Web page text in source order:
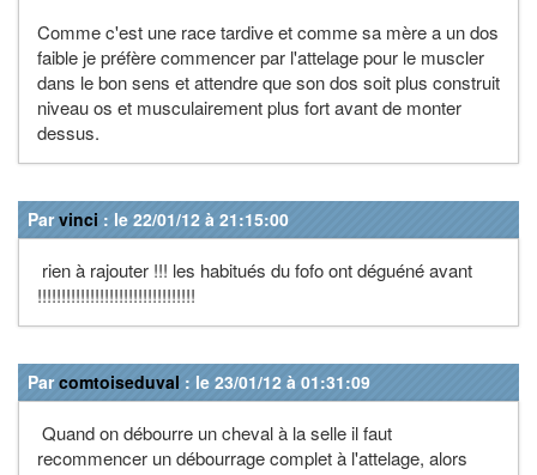
Comme c'est une race tardive et comme sa mère a un dos
faible je préfère commencer par l'attelage pour le muscler
dans le bon sens et attendre que son dos soit plus construit
niveau os et musculairement plus fort avant de monter
dessus.
Parvinci : le 22/01/12 à 21:15:00
rien à rajouter !!! les habitués du fofo ont déguéné avant
!!!!!!!!!!!!!!!!!!!!!!!!!!!!!!!!!
Parcomtoiseduval : le 23/01/12 à 01:31:09
Quand on débourre un cheval à la selle il faut
recommencer un débourrage complet à l'attelage, alors